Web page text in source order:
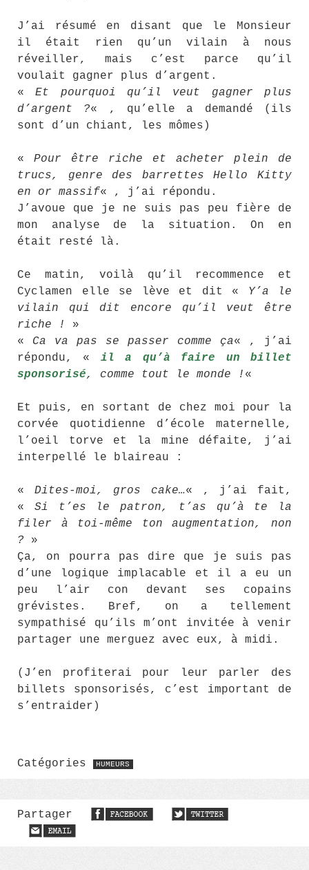
J’ai résumé en disant que le Monsieur
il était rien qu’un vilain à nous
réveiller, mais c’est parce qu’il
voulait gagner plus d’argent.
«Et pourquoi qu’il veut gagner plus
d’argent ?« , qu’elle a demandé (ils
sont d’un chiant, les mômes)
« Pour être riche et acheter plein de
trucs, genre des barrettes Hello Kitty
en or massif« , j’ai répondu.
J’avoue que je ne suis pas peu fière de
mon analyse de la situation. On en
était resté là.
Ce matin, voilà qu’il recommence et
Cyclamen elle se lève et dit « Y’a le
vilain qui dit encore qu’il veut être
riche !
»
« Ca va pas se passer comme ça« , j’ai
répondu, « il a qu’à faire un billet
sponsorisé, comme tout le monde ! «
Et puis, en sortant de chez moi pour la
corvée quotidienne d’école maternelle,
l’oeil torve et la mine défaite, j’ai
interpellé le blaireau :
« Dites-moi, gros cake…« , j’ai fait,
« Si t’es le patron, t’as qu’à te la
filer à toi-même ton augmentation, non
? »
Ça, on pourra pas dire que je suis pas
d’une logique implacable et il a eu un
peu l’air con devant ses copains
grévistes. Bref, on a tellement
sympathisé qu’ils m’ont invitée à venir
partager une merguez avec eux, à midi.
(J’en profiterai pour leur parler des
billets sponsorisés, c’est important de
s’entraider)
Catégories HUMEURS
Partager